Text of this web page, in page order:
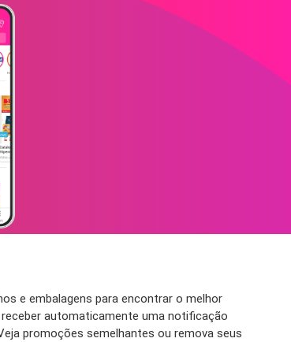
e embalagens para encontrar o melhor
automaticamente uma notificação
promoções semelhantes ou remova seus